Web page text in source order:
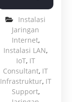
Instalasi
Jaringan
Internet,
Instalasi LAN,
IoT, IT
Consultant, IT
Infrastruktur, IT
Support,